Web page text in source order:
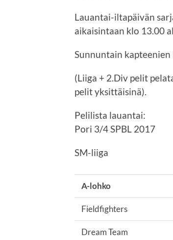
Lauantai-iltapäivän
aikaisintaan klo 13.00
Sunnuntain
(Liiga + 2.Div pelit
pelit yksittäisinä).
Pelilista lauantai:
Pori 3/4 SPBL 2017
SM-liiga
A-lohko
Fieldfighters
Dream Team